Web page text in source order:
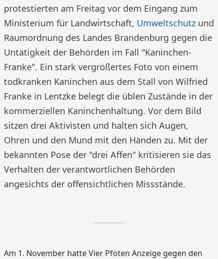
protestierten am Freitag vor dem Eingang zum
Ministerium für Landwirtschaft, Umweltschutz und
Raumordnung des Landes Brandenburg gegen die
Untätigkeit der Behörden im Fall "Kaninchen-
Franke". Ein stark vergrößertes Foto von einem
todkranken Kaninchen aus dem Stall von Wilfried
Franke in Lentzke belegt die üblen Zustände in der
kommerziellen Kaninchenhaltung. Vor dem Bild
sitzen drei Aktivisten und halten sich Augen,
Ohren und den Mund mit den Händen zu. Mit der
bekannten Pose der "drei Affen" kritisieren sie das
Verhalten der verantwortlichen Behörden
angesichts der offensichtlichen Missstände.
Am 1. November hatte Vier Pfoten Anzeige gegen den